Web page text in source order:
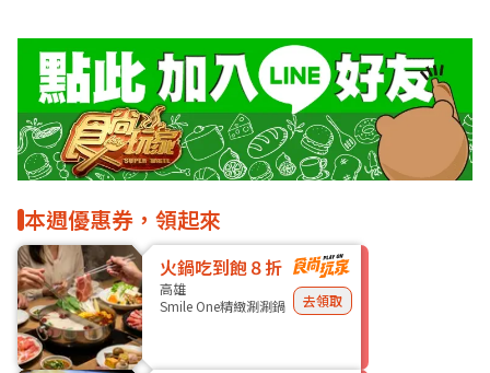
本週優惠券，領起來
火鍋吃到飽８折
高雄
Smile One精緻涮涮鍋
去領取